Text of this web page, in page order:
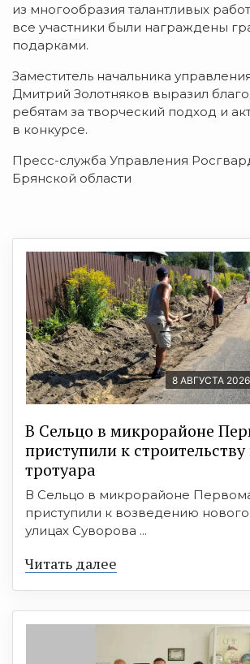
из многообразия талантливых
все участники были награждены
подарками.
Заместитель начальника
Дмитрий Золотняков выразил
ребятам за творческий подход и
в конкурсе.
Пресс-служба Управления
Брянской области
8 АВГУСТА
В Сельцо в микрорайоне
приступили к строительству
тротуара
В Сельцо в микрорайоне
приступили к возведению нового
улицах Суворова ...
Читать далее